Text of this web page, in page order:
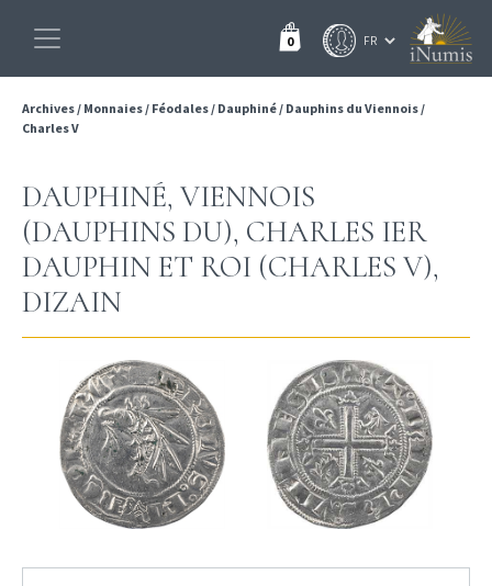
0
Archives/ Monnaies/ Féodales/ Dauphiné/ Dauphins du Viennois/
Charles V
DAUPHINÉ, VIENNOIS
(DAUPHINS DU), CHARLES IER
DAUPHIN ET ROI (CHARLES V),
DIZAIN